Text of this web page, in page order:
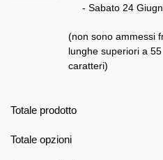
- Sabato 24
(non sono ammessi
lunghe superiori a 55
caratteri)
Totale prodotto
Totale opzioni